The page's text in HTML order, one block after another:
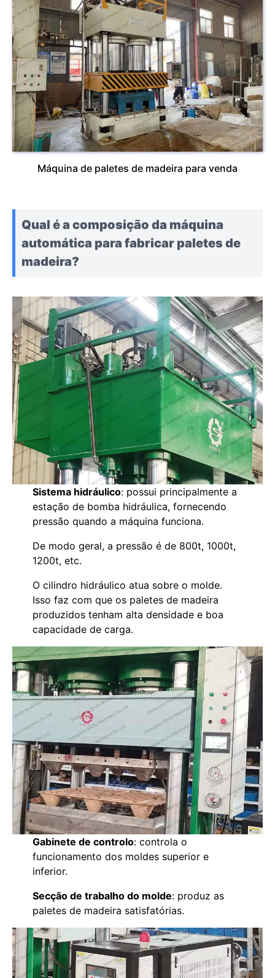
Máquina de paletes de madeira para venda
Qual é a composição da máquina
automática para fabricar paletes de
madeira?
Sistema hidráulico: possui principalmente a
estação de bomba hidráulica, fornecendo
pressão quando a máquina funciona.
De modo geral, a pressão é de 800t, 1000t,
1200t, etc.
O cilindro hidráulico atua sobre o molde.
Isso faz com que os paletes de madeira
produzidos tenham alta densidade e boa
capacidade de carga.
Gabinete de controlo: controla o
funcionamento dos moldes superior e
inferior.
Secção de trabalho do molde: produz as
paletes de madeira satisfatórias.